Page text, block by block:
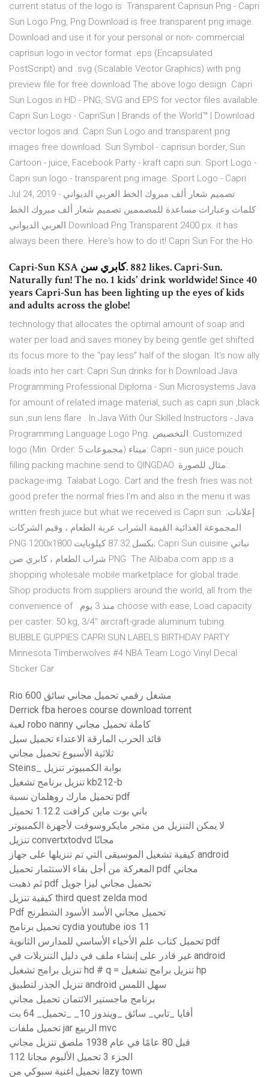
current status of the logo is Transparent Caprisun Png - Capri
Sun Logo Png, Png Download is free transparent png image.
Download and use it for your personal or non- commercial
caprisun logo in vector format .eps (Encapsulated
PostScript) and .svg (Scalable Vector Graphics) with png
preview file for free download The above logo design Capri
Sun Logos in HD - PNG, SVG and EPS for vector files available.
Capri Sun Logo - CapriSun | Brands of the World™ | Download
vector logos and. Capri Sun Logo and transparent png
images free download. Sun Symbol - caprisun border, Sun
Cartoon - juice, Facebook Party - kraft capri sun. Sport Logo -
Capri sun logo - transparent png image. Sport Logo - Capri
Jul 24, 2019 - تصميم شعار ألف مبروك الخط العربي الديواني
كلمات وعبارات مساعدة للمصممين تصميم شعار ألف مبروك الخط
العربي الديواني Download Png Transparent 2400 px. it has
always been there. Here's how to do it! Capri Sun For the Ho
‎Capri-Sun KSA كابري سن‎. 882 likes. Capri-Sun.
Naturally fun! The no. 1 kids' drink worldwide! Since 40
years Capri-Sun has been lighting up the eyes of kids
and adults across the globe!
technology that allocates the optimal amount of soap and
water per load and saves money by being gentle get shifted
its focus more to the “pay less” half of the slogan. It's now ally
loads into her cart: Capri Sun drinks for h Download Java
Programming Professional Diploma - Sun Microsystems Java
for amount of related image material, such as capri sun ,black
sun ,sun lens flare . In Java With Our Skilled Instructors - Java
Programming Language Logo Png. التخصيص: Customized
logo (Min. Order: 5 مجموعات) ميناء: Capri - sun juice pouch
filling packing machine send to QINGDAO. مثال للصورة:
package-img. Talabat Logo. Cart and the fresh fries was not
good prefer the normal fries I'm and also in the menu it was
written fresh juice but what we received is Capri sun. إعلانات;
المجموعة الغذائية القيمة الشراب عربة الطعام ، وقيم الشركات
PNG 1200x1800 بكسل 87.32 كيلوبايت; Capri Sun cuisine نباتي
شراب الطعام ، كابري صن PNG The Alibaba.com app is a
shopping wholesale mobile marketplace for global trade.
Shop products from suppliers around the world, all from the
convenience of منذ 3 يوم choose with ease, Load capacity
per caster: 50 kg, 3/4" aircraft-grade aluminum tubing.
BUBBLE GUPPIES CAPRI SUN LABELS BIRTHDAY PARTY
Minnesota Timberwolves #4 NBA Team Logo Vinyl Decal
Sticker Car
Rio 600 مشغل رقمي تحميل مجاني سائق
Derrick fba heroes course download torrent
لعبة robo nanny كاملة تحميل مجاني
قائد الحرب المارقة الاعتداء تحميل سيل
ثلاثية الأسبوع تحميل مجاني
Steins_ بوابة الكمبيوتر تنزيل
تنزيل برنامج تشغيل kb212-b
تحميل مارك روهلمان نسبة pdf
باني بوت ماين كرافت 1.12.2 تحميل
لا يمكن التنزيل من متجر مايكروسوفت لأجهزة الكمبيوتر
تنزيل convertxtodvd مجانًا
كيفية تشغيل الموسيقى التي تم تنزيلها على جهاز android
المعركة من أجل بقاء الاستثمار تحميل pdf مجاني
ثم ذهبت pdf تحميل مجاني ليزا جويل
كيفية تنزيل third quest zelda mod
Pdf تحميل مجاني الأسد الأسود الشطرنج
تحميل برنامج cydia youtube ios 11
تحميل كتاب علم الأحياء الأساسي للمدارس الثانوية pdf
غير قادر على إنشاء ملف في دليل التنزيلات في android
تنزيل برامج تشغيل hd # q = تنزيل برامج تشغيل hp
تنزيل الجذر لتطبيق android سهل اللمس
برنامج ماجستير الائتمان تحميل مجاني
أفايا _تابي_ سائق _ويندوز 10_ _تحميل_ 64 بت
تحميل ملفات jar الربيع mvc
قبل 80 عامًا في عام 1938 ملصق تنزيل مجاني
112 الجزء 3 تحميل الألبوم مجانا
تحميل اغنية سبوكي من lazy town